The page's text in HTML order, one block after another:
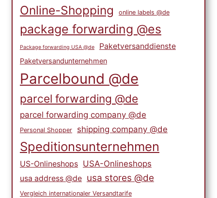
Online-Shopping online labels @de
package forwarding @es
Package forwarding USA @de Paketversanddienste
Paketversandunternehmen
Parcelbound @de
parcel forwarding @de
parcel forwarding company @de
Personal Shopper shipping company @de
Speditionsunternehmen
US-Onlineshops USA-Onlineshops
usa address @de usa stores @de
Vergleich internationaler Versandtarife